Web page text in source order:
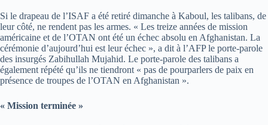
Si le drapeau de l’ISAF a été retiré dimanche à Kaboul, les talibans, de
leur côté, ne rendent pas les armes. « Les treize années de mission
américaine et de l’OTAN ont été un échec absolu en Afghanistan. La
cérémonie d’aujourd’hui est leur échec », a dit à l’AFP le porte-parole
des insurgés Zabihullah Mujahid. Le porte-parole des talibans a
également répété qu’ils ne tiendront « pas de pourparlers de paix en
présence de troupes de l’OTAN en Afghanistan ».
« Mission terminée »